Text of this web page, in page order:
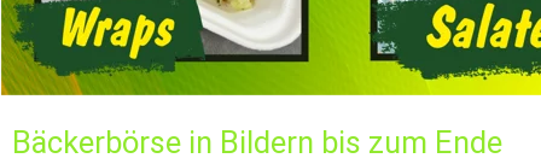
Bäckerbörse in Bildern bis zum Ende